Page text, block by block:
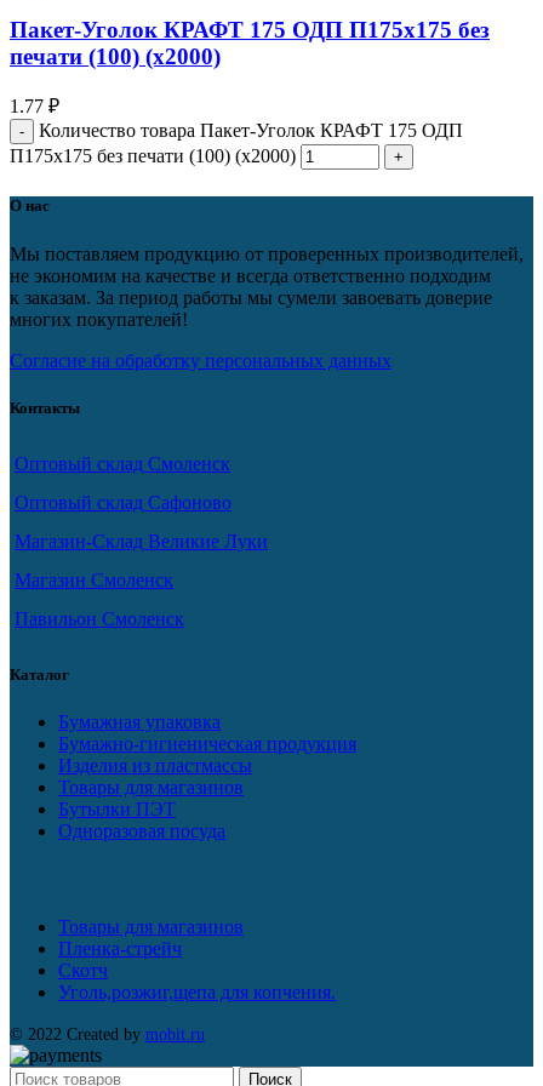
Пакет-Уголок КРАФТ 175 ОДП П175х175 без
печати (100) (х2000)
1.77 ₽
Количество товара Пакет-Уголок КРАФТ 175 ОДП
П175х175 без печати (100) (х2000)
О нас
Мы поставляем продукцию от проверенных производителей,
не экономим на качестве и всегда ответственно подходим
к заказам. За период работы мы сумели завоевать доверие
многих покупателей!
Согласие на обработку персональных данных
Контакты
Оптовый склад Смоленск
Оптовый склад Сафоново
Магазин-Склад Великие Луки
Магазин Смоленск
Павильон Смоленск
Каталог
Бумажная упаковка
Бумажно-гигиеническая продукция
Изделия из пластмассы
Товары для магазинов
Бутылки ПЭТ
Одноразовая посуда
Товары для магазинов
Пленка-стрейч
Скотч
Уголь,розжиг,щепа для копчения.
© 2022 Created by mobit.ru
Поиск